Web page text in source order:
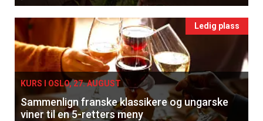
Ledig plass
KURS I OSLO, 27. AUGUST
Sammenlign franske klassikere og ungarske
viner til en 5-retters meny